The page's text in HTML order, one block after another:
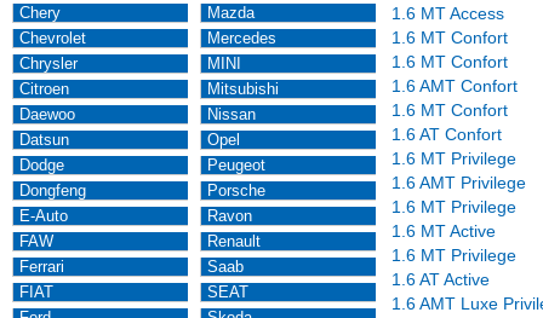
Chery
Chevrolet
Chrysler
Citroen
Daewoo
Datsun
Dodge
Dongfeng
E-Auto
FAW
Ferrari
FIAT
Mazda
Mercedes
MINI
Mitsubishi
Nissan
Opel
Peugeot
Porsche
Ravon
Renault
Saab
SEAT
1.6 MT Access
1.6 MT Confort
1.6 MT Confort
1.6 AMT Confort
1.6 MT Confort
1.6 AT Confort
1.6 MT Privilege
1.6 AMT Privilege
1.6 MT Privilege
1.6 MT Active
1.6 MT Privilege
1.6 AT Active
1.6 AMT Luxe